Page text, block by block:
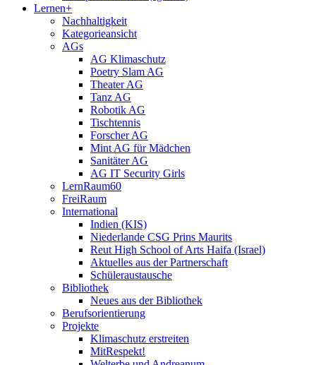
Lernen+
Nachhaltigkeit
Kategorieansicht
AGs
AG Klimaschutz
Poetry Slam AG
Theater AG
Tanz AG
Robotik AG
Tischtennis
Forscher AG
Mint AG für Mädchen
Sanitäter AG
AG IT Security Girls
LernRaum60
FreiRaum
International
Indien (KIS)
Niederlande CSG Prins Maurits
Reut High School of Arts Haifa (Israel)
Aktuelles aus der Partnerschaft
Schüleraustausche
Bibliothek
Neues aus der Bibliothek
Berufsorientierung
Projekte
Klimaschutz erstreiten
MitRespekt!